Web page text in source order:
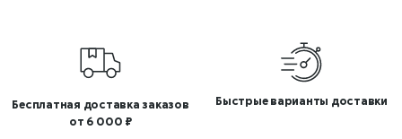
Бесплатная доставка заказов
от 6 000 ₽
Быстрые варианты доставки